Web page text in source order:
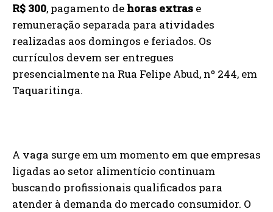
R$ 300, pagamento de horas extras e
remuneração separada para atividades
realizadas aos domingos e feriados. Os
currículos devem ser entregues
presencialmente na Rua Felipe Abud, nº 244, em
Taquaritinga.
A vaga surge em um momento em que empresas
ligadas ao setor alimentício continuam
buscando profissionais qualificados para
atender à demanda do mercado consumidor. O